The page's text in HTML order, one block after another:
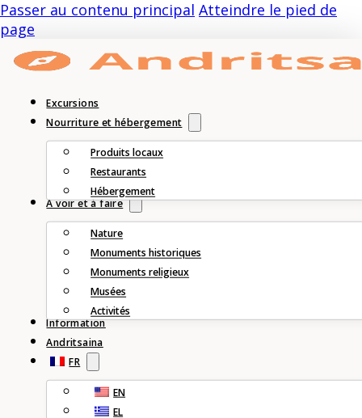
Passer au contenu principal Atteindre le pied de
page
Excursions
Nourriture et hébergement
Produits locaux
Restaurants
Hébergement
À voir et à faire
Nature
Monuments historiques
Monuments religieux
Musées
Activités
Information
Andritsaina
FR
EN
EL